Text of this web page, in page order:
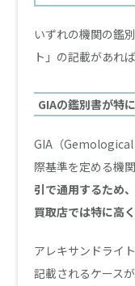
いずれの機関の鑑
ト」の記載があれ
GIAの鑑別書が特
GIA（
際基準を定める機関
引で通用するため
買取店では特に高
アレキサンドライ
記載されるケース